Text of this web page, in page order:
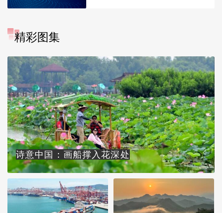
精彩图集
诗意中国：画船撑入花深处